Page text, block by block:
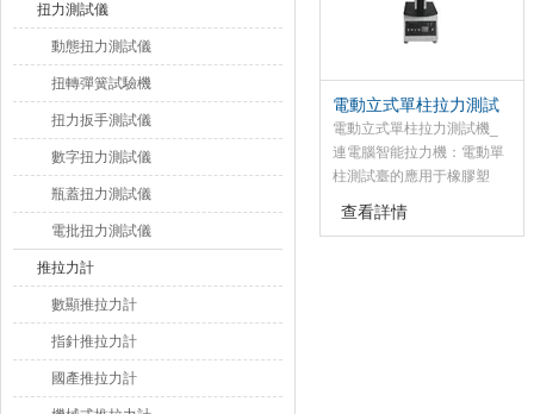
扭力測試儀
動態扭力測試儀
扭轉彈簧試驗機
扭力扳手測試儀
數字扭力測試儀
瓶蓋扭力測試儀
電批扭力測試儀
推拉力計
數顯推拉力計
指針推拉力計
國產推拉力計
電動立式單柱拉力測試
機_連電腦智能拉力機
電動立式單柱拉力測試機_
連電腦智能拉力機：電動單
柱測試臺的應用于橡膠塑
料、輕工紡織、建筑門窗、
復合材料、電線電纜、汽車
查看詳情